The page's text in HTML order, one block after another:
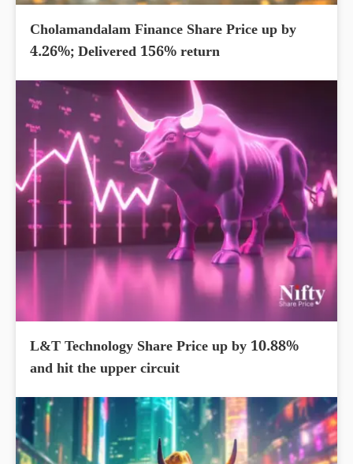
Cholamandalam Finance Share Price up by
4.26%; Delivered 156% return
L&T Technology Share Price up by 10.88%
and hit the upper circuit